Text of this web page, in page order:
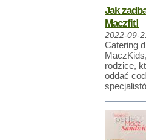
Jak
Maczfit!
2022-09-
Catering
rodzice,
oddać